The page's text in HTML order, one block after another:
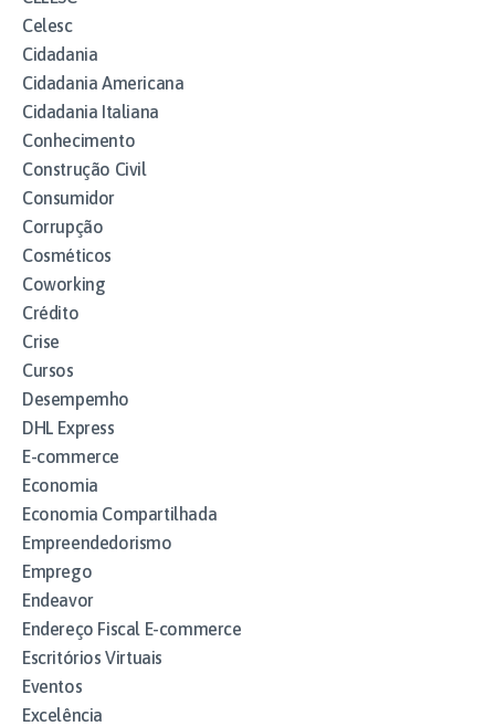
Celesc
Cidadania
Cidadania Americana
Cidadania Italiana
Conhecimento
Construção Civil
Consumidor
Corrupção
Cosméticos
Coworking
Crédito
Crise
Cursos
Desempemho
DHL Express
E-commerce
Economia
Economia Compartilhada
Empreendedorismo
Emprego
Endeavor
Endereço Fiscal E-commerce
Escritórios Virtuais
Eventos
Excelência